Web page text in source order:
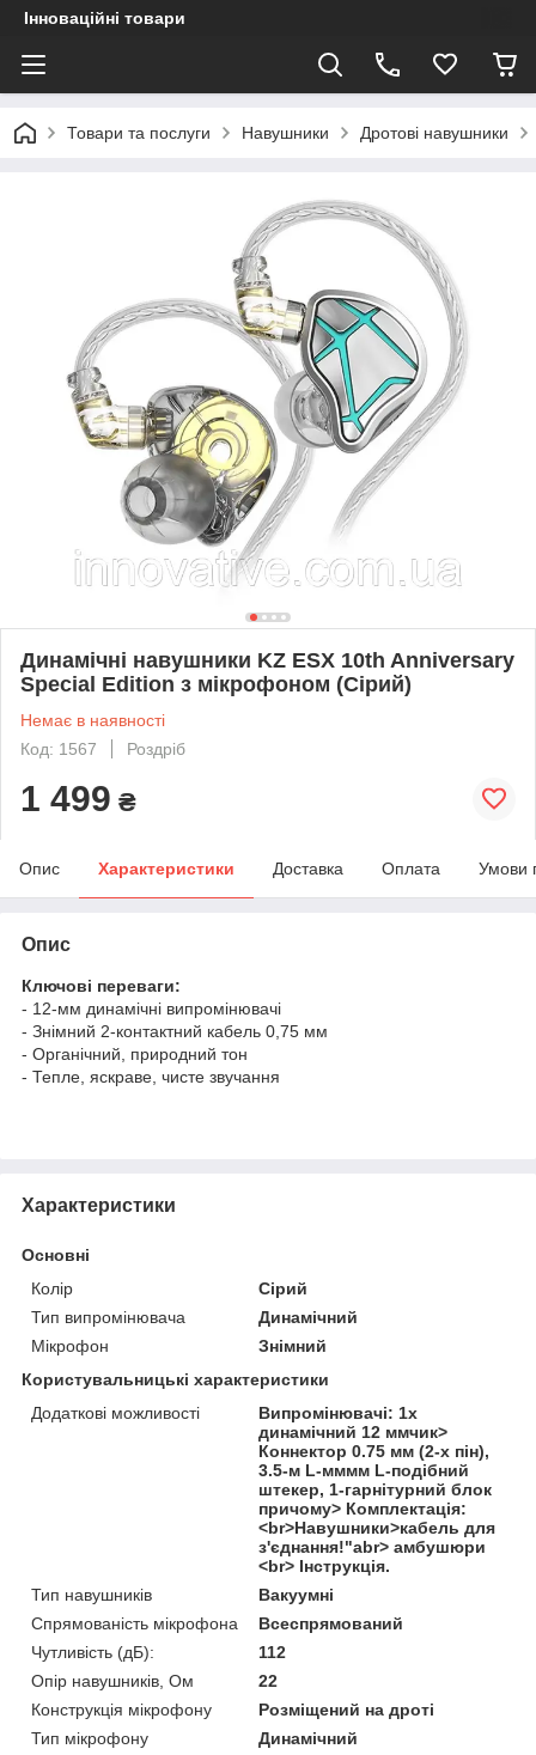
Інноваційні товари
Товари та послуги Навушники Дротові навушники
Динамічні навушники KZ ESX 10th Anniversary
Special Edition з мікрофоном (Сірий)
Немає в наявності
Код: 1567
Роздріб
1 499 ₴
Опис Характеристики Доставка Оплата Умови
Опис
Ключові переваги:
- 12-мм динамічні випромінювачі
- Знімний 2-контактний кабель 0,75 мм
- Органічний, природний тон
- Тепле, яскраве, чисте звучання
Характеристики
Основні
Колір
Сірий
Тип випромінювача
Динамічний
Мікрофон
Знімний
Користувальницькі характеристики
Додаткові можливості
Випромінювачі: 1x
динамічний 12 ммчик>
Коннектор 0.75 мм (2-х пін),
3.5-м L-мммм L-подібний
штекер, 1-гарнітурний блок
причому> Комплектація:
<br>Навушники>кабель для
з'єднання!"abr> амбушюри
<br> Інструкція.
Тип навушників
Вакуумні
Спрямованість мікрофона
Всеспрямований
Чутливість (дБ):
112
Опір навушників, Ом
22
Конструкція мікрофону
Розміщений на дроті
Тип мікрофону
Динамічний